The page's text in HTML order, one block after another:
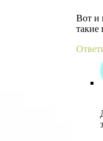
Вот и
такие